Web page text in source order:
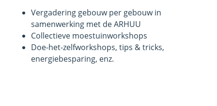
Vergadering gebouw per gebouw in
samenwerking met de ARHUU
Collectieve moestuinworkshops
Doe-het-zelfworkshops, tips & tricks,
energiebesparing, enz.